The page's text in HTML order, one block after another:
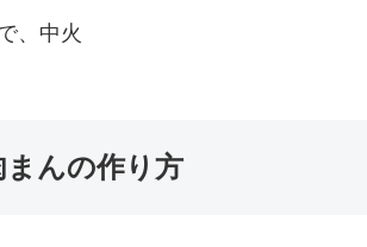
、中火
まんの作り方